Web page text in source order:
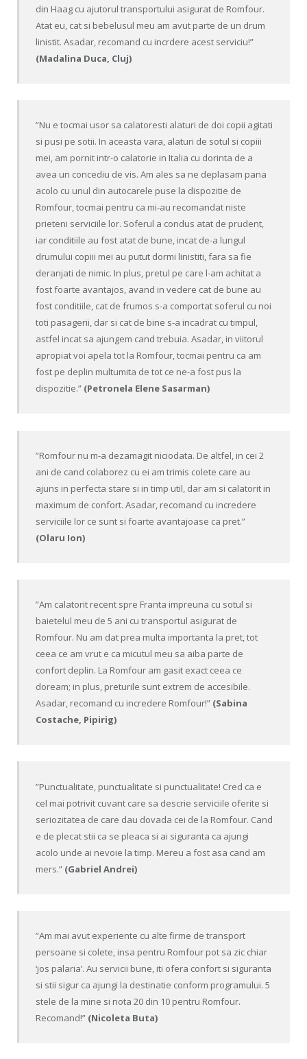
din Haag cu ajutorul transportului asigurat de Romfour.
Atat eu, cat si bebelusul meu am avut parte de un drum
linistit. Asadar, recomand cu incrdere acest serviciu!”
(Madalina Duca, Cluj)
”Nu e tocmai usor sa calatoresti alaturi de doi copii agitati
si pusi pe sotii. In aceasta vara, alaturi de sotul si copiii
mei, am pornit intr-o calatorie in Italia cu dorinta de a
avea un concediu de vis. Am ales sa ne deplasam pana
acolo cu unul din autocarele puse la dispozitie de
Romfour, tocmai pentru ca mi-au recomandat niste
prieteni serviciile lor. Soferul a condus atat de prudent,
iar conditiile au fost atat de bune, incat de-a lungul
drumului copiii mei au putut dormi linistiti, fara sa fie
deranjati de nimic. In plus, pretul pe care l-am achitat a
fost foarte avantajos, avand in vedere cat de bune au
fost conditiile, cat de frumos s-a comportat soferul cu noi
toti pasagerii, dar si cat de bine s-a incadrat cu timpul,
astfel incat sa ajungem cand trebuia. Asadar, in viitorul
apropiat voi apela tot la Romfour, tocmai pentru ca am
fost pe deplin multumita de tot ce ne-a fost pus la
dispozitie.” (Petronela Elene Sasarman)
”Romfour nu m-a dezamagit niciodata. De altfel, in cei 2
ani de cand colaborez cu ei am trimis colete care au
ajuns in perfecta stare si in timp util, dar am si calatorit in
maximum de confort. Asadar, recomand cu incredere
serviciile lor ce sunt si foarte avantajoase ca pret.”
(Olaru Ion)
”Am calatorit recent spre Franta impreuna cu sotul si
baietelul meu de 5 ani cu transportul asigurat de
Romfour. Nu am dat prea multa importanta la pret, tot
ceea ce am vrut e ca micutul meu sa aiba parte de
confort deplin. La Romfour am gasit exact ceea ce
doream; in plus, preturile sunt extrem de accesibile.
Asadar, recomand cu incredere Romfour!” (Sabina
Costache, Pipirig)
”Punctualitate, punctualitate si punctualitate! Cred ca e
cel mai potrivit cuvant care sa descrie serviciile oferite si
seriozitatea de care dau dovada cei de la Romfour. Cand
e de plecat stii ca se pleaca si ai siguranta ca ajungi
acolo unde ai nevoie la timp. Mereu a fost asa cand am
mers.” (Gabriel Andrei)
”Am mai avut experiente cu alte firme de transport
persoane si colete, insa pentru Romfour pot sa zic chiar
‘jos palaria’. Au servicii bune, iti ofera confort si siguranta
si stii sigur ca ajungi la destinatie conform programului. 5
stele de la mine si nota 20 din 10 pentru Romfour.
Recomand!” (Nicoleta Buta)